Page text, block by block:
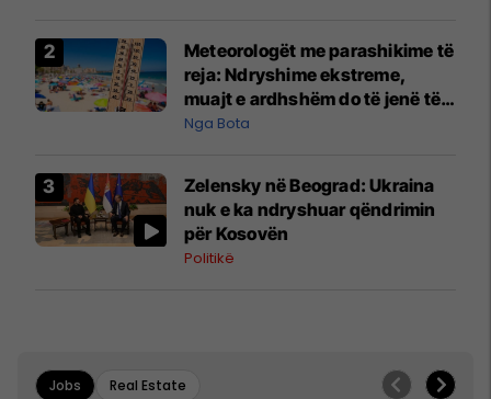
Meteorologët me parashikime të
reja: Ndryshime ekstreme,
muajt e ardhshëm do të jenë të
pazakontë
Nga Bota
Zelensky në Beograd: Ukraina
nuk e ka ndryshuar qëndrimin
për Kosovën
Politikë
Jobs Real Estate